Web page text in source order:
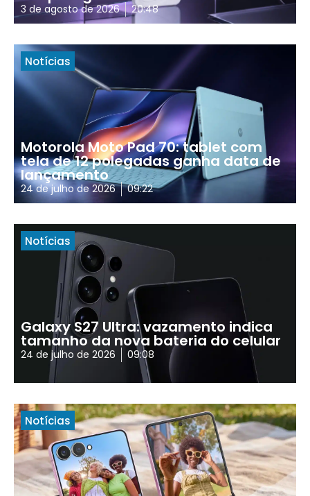
3 de agosto de 2026 20:48
Notícias
Motorola Moto Pad 70: tablet com
tela de 12 polegadas ganha data de
lançamento
24 de julho de 2026 09:22
Notícias
Galaxy S27 Ultra: vazamento indica
tamanho da nova bateria do celular
24 de julho de 2026 09:08
Notícias